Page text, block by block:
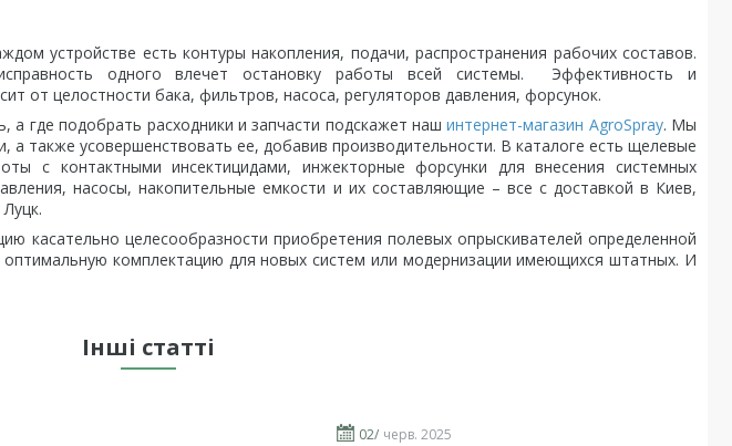
устройстве есть контуры накопления, подачи, распространения рабочих составов.
одного влечет остановку работы всей системы. Эффективность и
от целостности бака, фильтров, насоса, регуляторов давления, форсунок.
а где подобрать расходники и запчасти подскажет нашинтернет-магазин AgroSpray. Мы
также усовершенствовать ее, добавив производительности. В каталоге есть щелевые
с контактными инсектицидами, инжекторные форсунки для внесения системных
насосы, накопительные емкости и их составляющие – все с доставкой в Киев,
касательно целесообразности приобретения полевых опрыскивателей определенной
комплектацию для новых систем или модернизации имеющихся штатных. И
Інші статті
02/ черв. 2025